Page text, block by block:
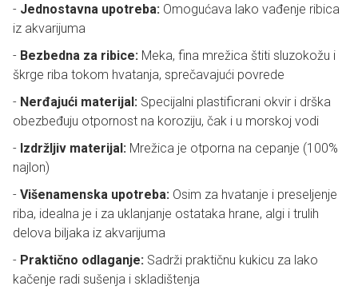
- Jednostavna upotreba: Omogućava lako vađenje ribica
iz akvarijuma
- Bezbedna za ribice: Meka, fina mrežica štiti sluzokožu i
škrge riba tokom hvatanja, sprečavajući povrede
- Nerđajući materijal: Specijalni plastificrani okvir i drška
obezbeđuju otpornost na koroziju, čak i u morskoj vodi
- Izdržljiv materijal: Mrežica je otporna na cepanje (100%
najlon)
- Višenamenska upotreba: Osim za hvatanje i preseljenje
riba, idealna je i za uklanjanje ostataka hrane, algi i trulih
delova biljaka iz akvarijuma
- Praktično odlaganje: Sadrži praktičnu kukicu za lako
kačenje radi sušenja i skladištenja